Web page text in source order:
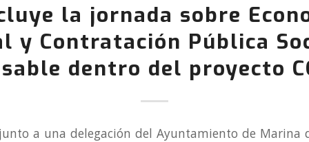
la jornada sobre
y Contratación Pública
dentro del proyecto
a una delegación del Ayuntamiento de Marina